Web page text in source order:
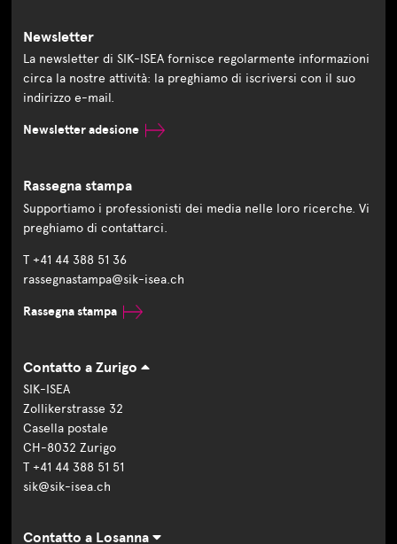
Newsletter
La newsletter di SIK-ISEA fornisce regolarmente informazioni
circa la nostre attività: la preghiamo di iscriversi con il suo
indirizzo e-mail.
Newsletter adesione
Rassegna stampa
Supportiamo i professionisti dei media nelle loro ricerche. Vi
preghiamo di contattarci.
T +41 44 388 51 36
rassegnastampa@sik-isea.ch
Rassegna stampa
Contatto a Zurigo
SIK-ISEA
Zollikerstrasse 32
Casella postale
CH-8032 Zurigo
T +41 44 388 51 51
sik@sik-isea.ch
Contatto a Losanna